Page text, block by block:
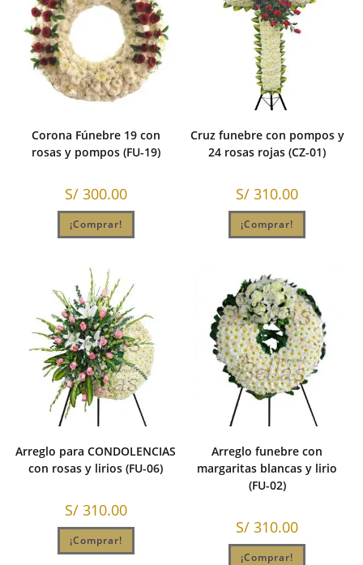
Corona Fúnebre 19 con
rosas y pompos (FU-19)
S/300.00
¡Comprar!
Cruz funebre con pompos y
24 rosas rojas (CZ-01)
S/ 310.00
¡Comprar!
Arreglo para CONDOLENCIAS
con rosas y lirios (FU-06)
S/310.00
¡Comprar!
Arreglo funebre con
margaritas blancas y lirio
(FU-02)
S/ 310.00
¡Comprar!